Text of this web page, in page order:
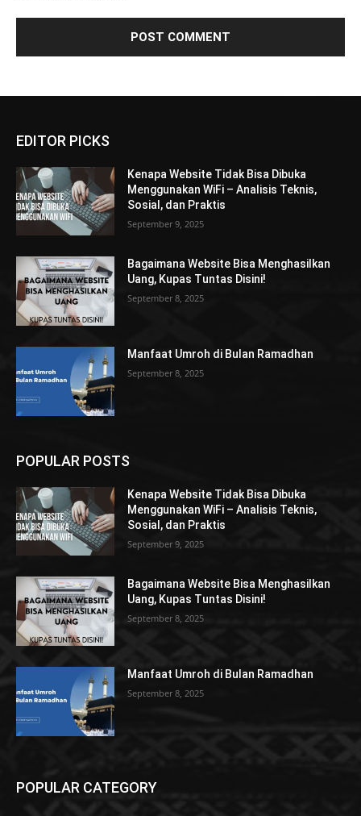
EDITOR PICKS
Kenapa Website Tidak Bisa Dibuka
Menggunakan WiFi – Analisis Teknis,
Sosial, dan Praktis
September 9, 2025
Bagaimana Website Bisa Menghasilkan
Uang, Kupas Tuntas Disini!
September 8, 2025
Manfaat Umroh di Bulan Ramadhan
September 8, 2025
POPULAR POSTS
Kenapa Website Tidak Bisa Dibuka
Menggunakan WiFi – Analisis Teknis,
Sosial, dan Praktis
September 9, 2025
Bagaimana Website Bisa Menghasilkan
Uang, Kupas Tuntas Disini!
September 8, 2025
Manfaat Umroh di Bulan Ramadhan
September 8, 2025
POPULAR CATEGORY